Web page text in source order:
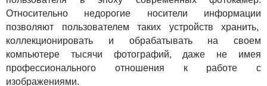
Относительно недорогие носители информации
позволяют пользователем таких устройств хранить,
коллекционировать и обрабатывать на своем
компьютере тысячи фотографий, даже не имея
профессионального отношения к работе с
изображениями.